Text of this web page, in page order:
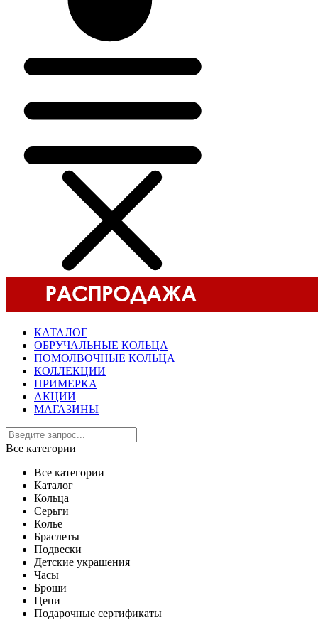
КАТАЛОГ
ОБРУЧАЛЬНЫЕ КОЛЬЦА
ПОМОЛВОЧНЫЕ КОЛЬЦА
КОЛЛЕКЦИИ
ПРИМЕРКА
АКЦИИ
МАГАЗИНЫ
Все категории
Все категории
Каталог
Кольца
Серьги
Колье
Браслеты
Подвески
Детские украшения
Часы
Броши
Цепи
Подарочные сертификаты